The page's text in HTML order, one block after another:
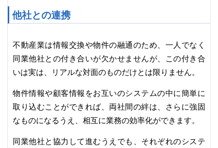
他社との連携
不動産業は情報交換や物件の融通のため、一人でなく
同業他社との付き合いが欠かせませんが、この付き合
いは実は、リアルな対面のものだけとは限りません。
物件情報や顧客情報をお互いのシステムの中に簡単に
取り込むことができれば、両社間の絆は、さらに強固
なものになるうえ、相互に業務の効率化ができます。
同業他社と協力して進むうえでも、それぞれのシステ